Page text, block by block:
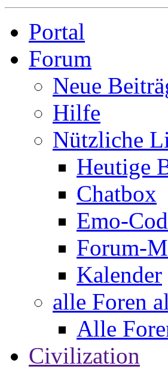
Portal
Forum
Neue
Hilfe
Nützliche
Heutige
Chatbox
Emo-
Forum-
Kalender
alle Foren
Alle
Civilization